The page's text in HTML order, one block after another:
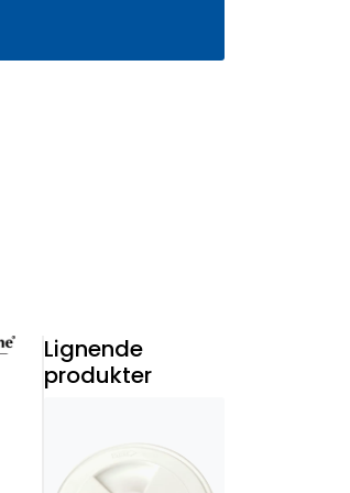
Lignende
produkter